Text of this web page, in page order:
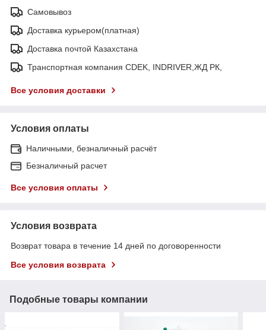
Самовывоз
Доставка курьером(платная)
Доставка почтой Казахстана
Транспортная компания CDEK, INDRIVER,ЖД РК,
Все условия доставки
Условия оплаты
Наличными, безналичный расчёт
Безналичный расчет
Все условия оплаты
Условия возврата
Возврат товара в течение 14 дней по договоренности
Все условия возврата
Подобные товары компании